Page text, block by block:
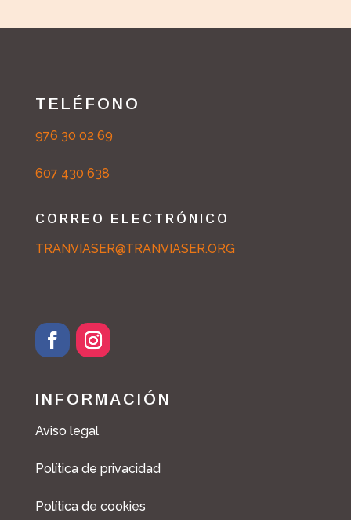
TELÉFONO
976 30 02 69
607 430 638
CORREO ELECTRÓNICO
TRANVIASER@TRANVIASER.ORG
INFORMACIÓN
Aviso legal
Política de privacidad
Política de cookies